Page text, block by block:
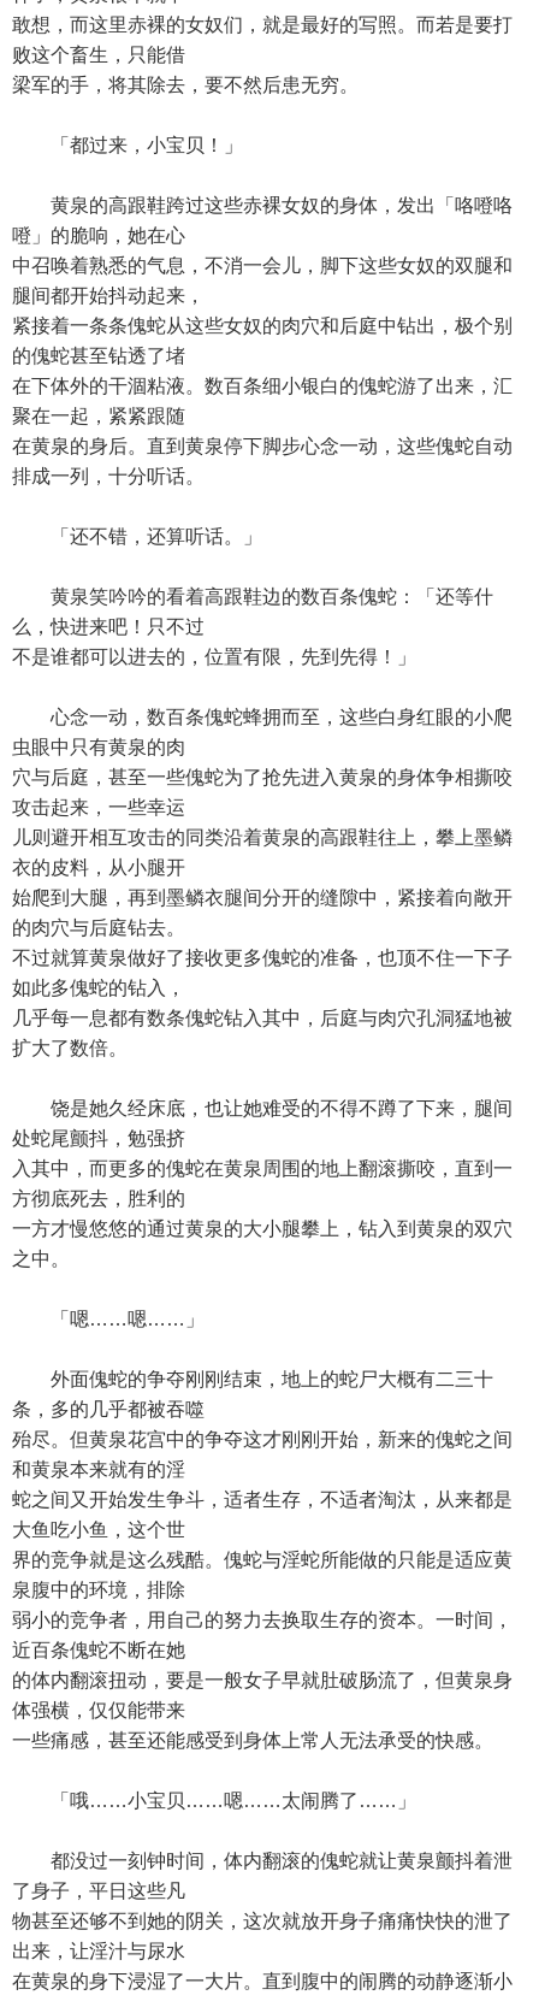
敢想，而这里赤裸的女奴们，就是最好的写照。而若是要打
败这个畜生，只能借
梁军的手，将其除去，要不然后患无穷。
「都过来，小宝贝！」
黄泉的高跟鞋跨过这些赤裸女奴的身体，发出「咯噔咯
噔」的脆响，她在心
中召唤着熟悉的气息，不消一会儿，脚下这些女奴的双腿和
腿间都开始抖动起来，
紧接着一条条傀蛇从这些女奴的肉穴和后庭中钻出，极个别
的傀蛇甚至钻透了堵
在下体外的干涸粘液。数百条细小银白的傀蛇游了出来，汇
聚在一起，紧紧跟随
在黄泉的身后。直到黄泉停下脚步心念一动，这些傀蛇自动
排成一列，十分听话。
「还不错，还算听话。」
黄泉笑吟吟的看着高跟鞋边的数百条傀蛇：「还等什
么，快进来吧！只不过
不是谁都可以进去的，位置有限，先到先得！」
心念一动，数百条傀蛇蜂拥而至，这些白身红眼的小爬
虫眼中只有黄泉的肉
穴与后庭，甚至一些傀蛇为了抢先进入黄泉的身体争相撕咬
攻击起来，一些幸运
儿则避开相互攻击的同类沿着黄泉的高跟鞋往上，攀上墨鳞
衣的皮料，从小腿开
始爬到大腿，再到墨鳞衣腿间分开的缝隙中，紧接着向敞开
的肉穴与后庭钻去。
不过就算黄泉做好了接收更多傀蛇的准备，也顶不住一下子
如此多傀蛇的钻入，
几乎每一息都有数条傀蛇钻入其中，后庭与肉穴孔洞猛地被
扩大了数倍。
饶是她久经床底，也让她难受的不得不蹲了下来，腿间
处蛇尾颤抖，勉强挤
入其中，而更多的傀蛇在黄泉周围的地上翻滚撕咬，直到一
方彻底死去，胜利的
一方才慢悠悠的通过黄泉的大小腿攀上，钻入到黄泉的双穴
之中。
「嗯……嗯……」
外面傀蛇的争夺刚刚结束，地上的蛇尸大概有二三十
条，多的几乎都被吞噬
殆尽。但黄泉花宫中的争夺这才刚刚开始，新来的傀蛇之间
和黄泉本来就有的淫
蛇之间又开始发生争斗，适者生存，不适者淘汰，从来都是
大鱼吃小鱼，这个世
界的竞争就是这么残酷。傀蛇与淫蛇所能做的只能是适应黄
泉腹中的环境，排除
弱小的竞争者，用自己的努力去换取生存的资本。一时间，
近百条傀蛇不断在她
的体内翻滚扭动，要是一般女子早就肚破肠流了，但黄泉身
体强横，仅仅能带来
一些痛感，甚至还能感受到身体上常人无法承受的快感。
「哦……小宝贝……嗯……太闹腾了……」
都没过一刻钟时间，体内翻滚的傀蛇就让黄泉颤抖着泄
了身子，平日这些凡
物甚至还够不到她的阴关，这次就放开身子痛痛快快的泄了
出来，让淫汁与尿水
在黄泉的身下浸湿了一大片。直到腹中的闹腾的动静逐渐小